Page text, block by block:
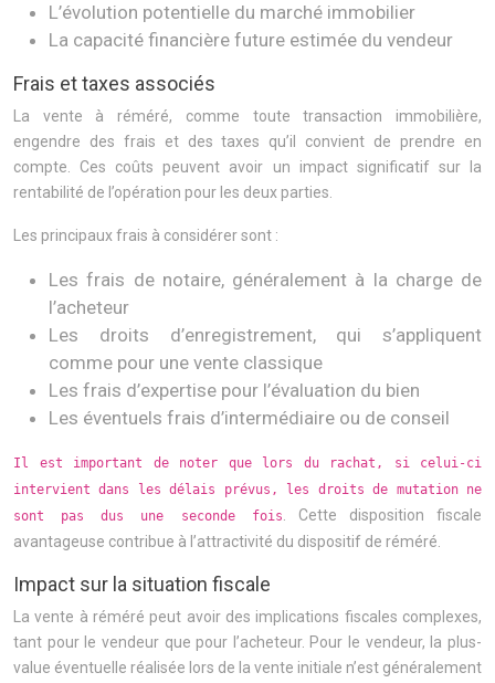
L’évolution potentielle du marché immobilier
La capacité financière future estimée du vendeur
Frais et taxes associés
La vente à réméré, comme toute transaction immobilière,
engendre des frais et des taxes qu’il convient de prendre en
compte. Ces coûts peuvent avoir un impact significatif sur la
rentabilité de l’opération pour les deux parties.
Les principaux frais à considérer sont :
Les frais de notaire, généralement à la charge de
l’acheteur
Les droits d’enregistrement, qui s’appliquent
comme pour une vente classique
Les frais d’expertise pour l’évaluation du bien
Les éventuels frais d’intermédiaire ou de conseil
Il est important de noter que lors du rachat, si celui-ci
intervient dans les délais prévus, les droits de mutation ne
sont pas dus une seconde fois
. Cette disposition fiscale
avantageuse contribue à l’attractivité du dispositif de réméré.
Impact sur la situation fiscale
La vente à réméré peut avoir des implications fiscales complexes,
tant pour le vendeur que pour l’acheteur. Pour le vendeur, la plus-
value éventuelle réalisée lors de la vente initiale n’est généralement